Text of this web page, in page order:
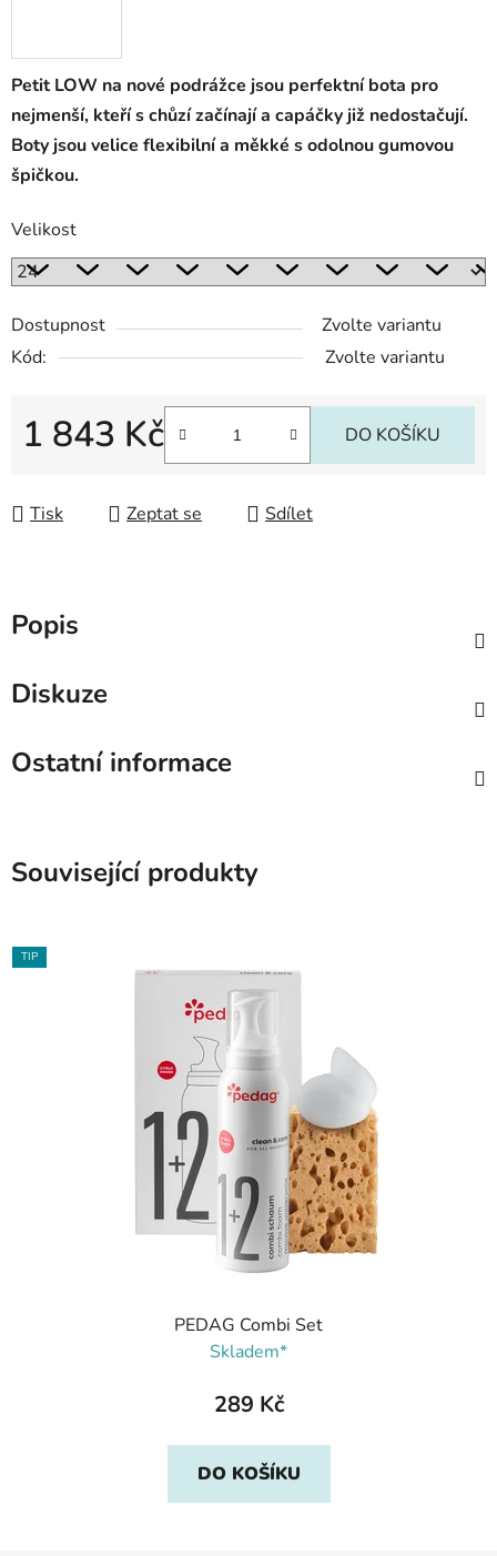
Petit LOW na nové podrážce jsou perfektní bota pro
nejmenší, kteří s chůzí začínají a capáčky již nedostačují.
Boty jsou velice flexibilní a měkké s odolnou gumovou
špičkou.
Velikost
Dostupnost
Zvolte variantu
Kód:
Zvolte variantu
1 843 Kč DO KOŠÍKU
Tisk Zeptat se Sdílet
Popis
Diskuze
Ostatní informace
Související produkty
TIP
PEDAG Combi Set
Skladem*
289 Kč
DO KOŠÍKU